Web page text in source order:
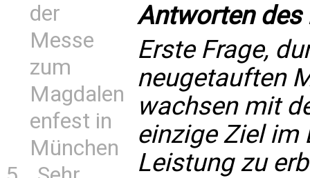
der
Messe
zum
Magdalen
enfest in
München
Antworten des
Erste Frage,
neugetauften
wachsen mit
einzige Ziel im
Leistung zu